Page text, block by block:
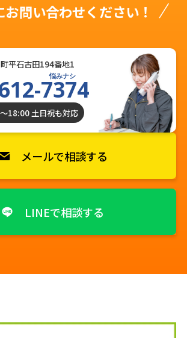
お問い合わせください！
平石古田194番地1
悩みナシ
7374
18:00 土日祝も対応
メールで相談する
LINEで相談する